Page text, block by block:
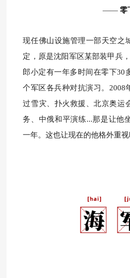
—— 零
现任佛山设施管理一部天空之
定，原是沈阳军区某部装甲兵，
郎小定有一年多时间在零下30
个军区各兵种对抗演习。 2008
过雪灾、 扑火救援、北京奥运
务、中俄和平演练...那是让他
一年。这也让现在的他格外重视